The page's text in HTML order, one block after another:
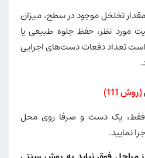
تخلخل موجود در سطح، میزان
مورد نظر، حفظ جلوه طبیعی یا
تعداد دفعات دست‌های اجرایی
(روش 111)
از روش 222 را فقط، یک دست و صرفا روی محل
نمایید.